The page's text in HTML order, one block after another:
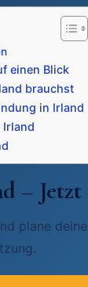
einen Blick
brauchst
in Irland
Irland
–
plane